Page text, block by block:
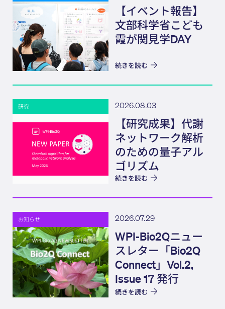
【イベント報告】
文部科学省こども
霞が関見学DAY
続きを読む
研究 2026.08.03
【研究成果】代謝
ネットワーク解析
のための量子アル
ゴリズム
続きを読む
お知らせ 2026.07.29
WPI-Bio2Qニュー
スレター「Bio2Q
Connect」Vol.2,
Issue 17 発行
続きを読む